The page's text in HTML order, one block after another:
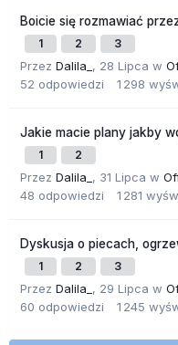
Boicie się rozmawiać
1 2 3
Przez Dalila_ , 28 Lipca w
52 odpowiedzi 1 298
Jakie macie plany jakby
1 2
Przez Dalila_ , 31 Lipca w
48 odpowiedzi 1 281
Dyskusja o piecach,
1 2 3
Przez Dalila_ , 29 Lipca w
60 odpowiedzi 1 245